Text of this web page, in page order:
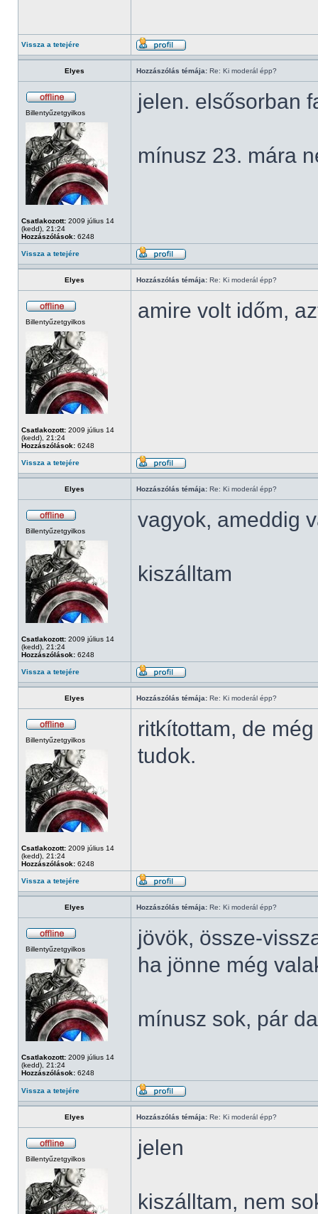
Vissza a tetejére
Elyes Hozzászólás témája: Re: Ki moderál épp?
Billentyűzetgyilkos
Csatlakozott: 2009 július 14
(kedd), 21:24
Hozzászólások: 6248
jelen. elsősorban
mínusz 23. mára
Vissza a tetejére
Elyes Hozzászólás témája: Re: Ki moderál épp?
Billentyűzetgyilkos
Csatlakozott: 2009 július 14
(kedd), 21:24
Hozzászólások: 6248
amire volt időm,
Vissza a tetejére
Elyes Hozzászólás témája: Re: Ki moderál épp?
Billentyűzetgyilkos
Csatlakozott: 2009 július 14
(kedd), 21:24
Hozzászólások: 6248
vagyok, ameddig
kiszálltam
Vissza a tetejére
Elyes Hozzászólás témája: Re: Ki moderál épp?
Billentyűzetgyilkos
Csatlakozott: 2009 július 14
(kedd), 21:24
Hozzászólások: 6248
ritkítottam, de
tudok.
Vissza a tetejére
Elyes Hozzászólás témája: Re: Ki moderál épp?
Billentyűzetgyilkos
Csatlakozott: 2009 július 14
(kedd), 21:24
Hozzászólások: 6248
jövök, össze-
ha jönne még
mínusz sok, pár
Vissza a tetejére
Elyes Hozzászólás témája: Re: Ki moderál épp?
Billentyűzetgyilkos jelen
kiszálltam, nem